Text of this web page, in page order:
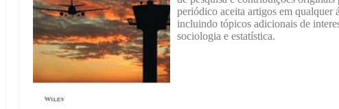
periódico aceita artigos em qualquer
incluindo tópicos adicionais de
sociologia e estatística.